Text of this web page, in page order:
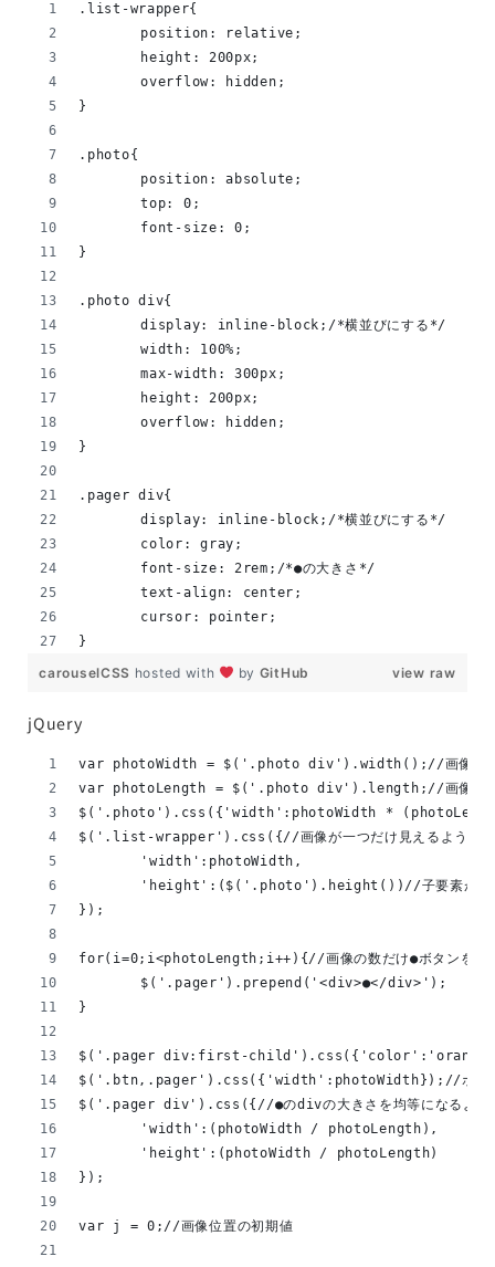
.list-wrapper{
	position: relative;
	height: 200px;
	overflow: hidden;
}
.photo{
	position: absolute;
	top: 0;
	font-size: 0;
}
.photo div{
	display: inline-block;/*横並びにする*/
	width: 100%;
	max-width: 300px;
	height: 200px;
	overflow: hidden;
}
.pager div{
	display: inline-block;/*横並びにする*/
	color: gray;
	font-size: 2rem;/*●の大きさ*/
	text-align: center;
	cursor: pointer;
}
view raw
carouselCSS hosted with by GitHub
jQuery
var photoWidth = $('.photo div').width();//画像一つ
var photoLength = $('.photo div').length;//画像の数
$('.photo').css({'width':photoWidth *
$('.list-wrapper').css({//画像が一つだけ見えるように大
	'width':photoWidth,
'height':($('.photo').height())//子要素が
});
for(i=0;i<photoLength;i++){//画像の数だけ●ボタンを作
	$('.pager').prepend('<div>●</div>');
}
$('.pager div:first-child').css({'color':'orange'});//
$('.btn,.pager').css({'width':photoWidth});//ボタンの入
$('.pager div').css({//●のdivの大きさを均等になるよう
	'width':(photoWidth / photoLength),
	'height':(photoWidth / photoLength)
});
var j = 0;//画像位置の初期値